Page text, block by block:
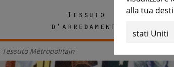
Tessuto
d'arredamento
Tessuto Métropolitain
alla tua